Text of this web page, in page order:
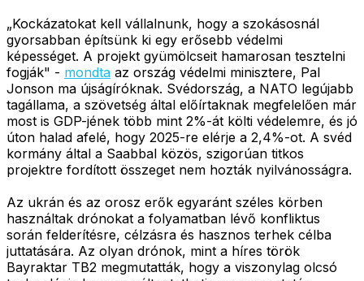
„Kockázatokat kell vállalnunk, hogy a szokásosnál
gyorsabban építsünk ki egy erősebb védelmi
képességet. A projekt gyümölcseit hamarosan tesztelni
fogják" - mondta az ország védelmi minisztere, Pal
Jonson ma újságíróknak. Svédország, a NATO legújabb
tagállama, a szövetség által előírtaknak megfelelően már
most is GDP-jének több mint 2%-át költi védelemre, és jó
úton halad afelé, hogy 2025-re elérje a 2,4%-ot. A svéd
kormány által a Saabbal közös, szigorúan titkos
projektre fordított összeget nem hozták nyilvánosságra.
Az ukrán és az orosz erők egyaránt széles körben
használtak drónokat a folyamatban lévő konfliktus
során felderítésre, célzásra és hasznos terhek célba
juttatására. Az olyan drónok, mint a híres török
Bayraktar TB2 megmutatták, hogy a viszonylag olcsó